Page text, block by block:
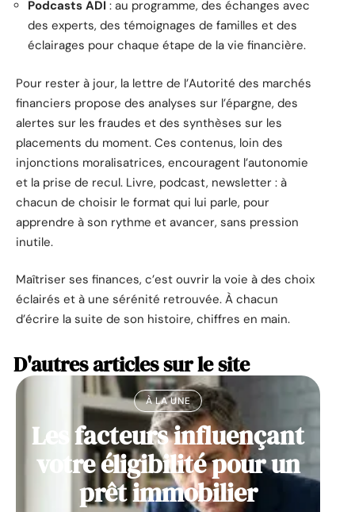
Podcasts ADI : au programme, des échanges avec
des experts, des témoignages de familles et des
éclairages pour chaque étape de la vie financière.
Pour rester à jour, la lettre de l’Autorité des marchés
financiers propose des analyses sur l’épargne, des
alertes sur les fraudes et des synthèses sur les
placements du moment. Ces contenus, loin des
injonctions moralisatrices, encouragent l’autonomie
et la prise de recul. Livre, podcast, newsletter : à
chacun de choisir le format qui lui parle, pour
apprendre à son rythme et avancer, sans pression
inutile.
Maîtriser ses finances, c’est ouvrir la voie à des choix
éclairés et à une sérénité retrouvée. À chacun
d’écrire la suite de son histoire, chiffres en main.
D'autres articles sur le site
À LA UNE
Les facteurs influençant
votre éligibilité pour un
prêt immobilier